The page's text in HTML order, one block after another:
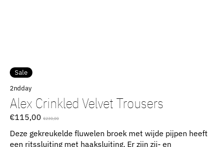
Sale
2ndday
Alex Crinkled Velvet Trousers
€115,00 €230,00
Deze gekreukelde fluwelen broek met wijde pijpen heeft
een ritssluiting met haaksluiting. Er zijn zij- en